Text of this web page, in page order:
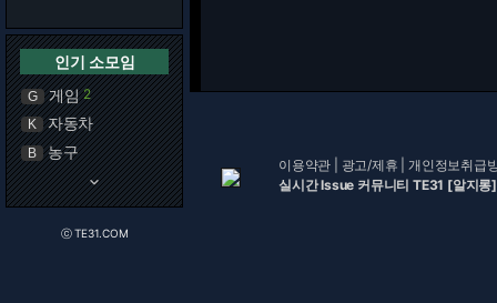
인기 소모임
G 게임 2
K 자동차
B 농구
keyboard_arrow_down
ⓒ TE31.COM
이용약관 광고/제휴 |개인정보취급
실시간 Issue 커뮤니티 TE31 [알지